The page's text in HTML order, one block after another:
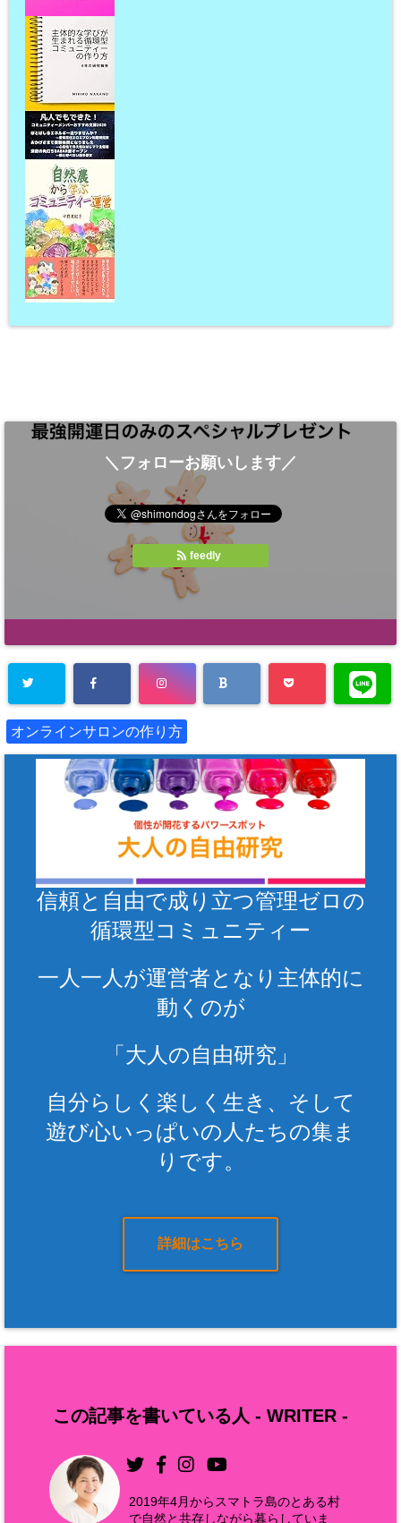
＼フォローお願いします／
feedly
オンラインサロンの作り方
信頼と自由で成り立つ管理ゼロの
循環型コミュニティー
一人一人が運営者となり主体的に
動くのが
「大人の自由研究」
自分らしく楽しく生き、そして
遊び心いっぱいの人たちの集ま
りです。
詳細はこちら
この記事を書いている人 - WRITER -
2019年4月からスマトラ島のとある村
で自然と共存しながら暮らしていま